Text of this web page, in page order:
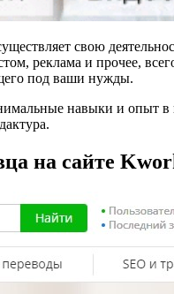
свою
реклама и прочее,
под ваши нужды.
навыки и опыт
на сайте